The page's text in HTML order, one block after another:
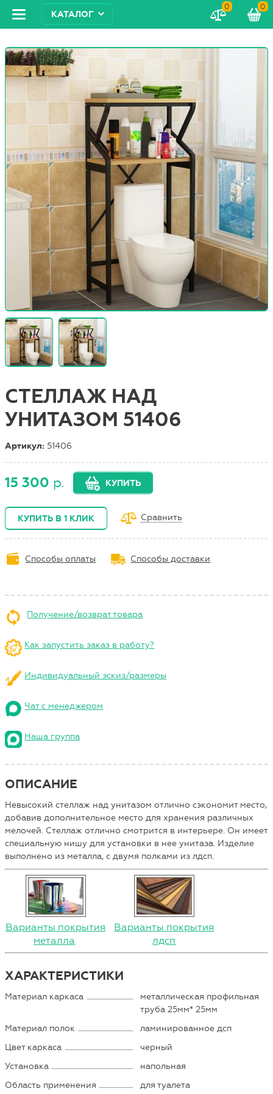
КАТАЛОГ
0 0
СТЕЛЛАЖ НАД
УНИТАЗОМ 51406
Артикул: 51406
15 300 р. КУПИТЬ
КУПИТЬ В 1 КЛИК Сравнить
Способы оплаты Способы доставки
Получение/возврат товара
Как запустить заказ в работу?
Индивидуальный эскиз/размеры
Чат с менеджером
Наша группа
ОПИСАНИЕ
Невысокий стеллаж над унитазом отлично сэкономит место,
добавив дополнительное место для хранения различных
мелочей. Стеллаж отлично смотрится в интерьере. Он имеет
специальную нишу для установки в нее унитаза. Изделие
выполнено из металла, с двумя полками из лдсп.
Варианты покрытия
металла
Варианты покрытия
лдсп
ХАРАКТЕРИСТИКИ
Материал каркаса
металлическая профильная
труба 25мм* 25мм
Материал полок
ламинированное дсп
Цвет каркаса
черный
Установка
напольная
Область применения
для туалета